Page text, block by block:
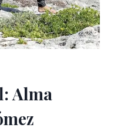
Alma